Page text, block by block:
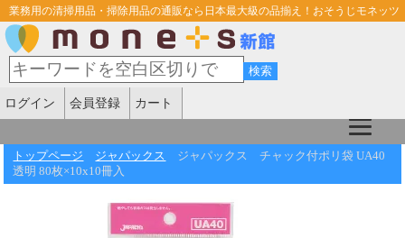
業務用の清掃用品・掃除用品の通販なら日本最大級の品揃え！おそうじモネッツ
ログイン 会員登録 カート
トップページ ジャパックス
ジャパックス チャック付ポリ袋 UA40
透明 80枚×10x10冊入